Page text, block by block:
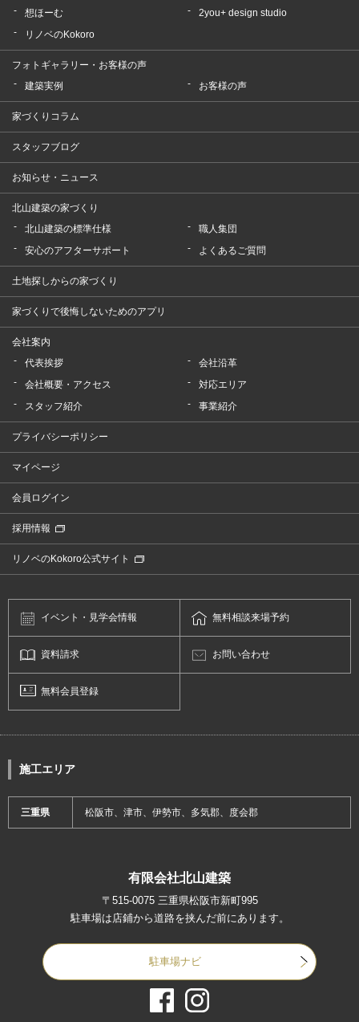
想ほーむ
2you+ design studio
リノベのKokoro
フォトギャラリー・お客様の声
建築実例
お客様の声
家づくりコラム
スタッフブログ
お知らせ・ニュース
北山建築の家づくり
北山建築の標準仕様
職人集団
安心のアフターサポート
よくあるご質問
土地探しからの家づくり
家づくりで後悔しないためのアプリ
会社案内
代表挨拶
会社沿革
会社概要・アクセス
対応エリア
スタッフ紹介
事業紹介
プライバシーポリシー
マイページ
会員ログイン
採用情報
リノベのKokoro公式サイト
イベント・ 見学会情報 無料相談来場予約
資料請求 お問い合わせ
無料会員登録
施工エリア
三重県 松阪市、津市、伊勢市、多気郡、度会郡
有限会社北山建築
〒515-0075 三重県松阪市新町995
駐車場は店鋪から道路を挟んだ前にあります。
駐車場ナビ